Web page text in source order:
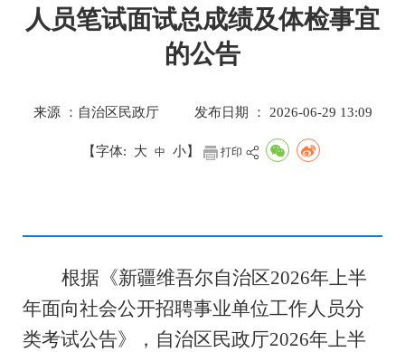
人员笔试面试总成绩及体检事宜
的公告
来源 ：自治区民政厅 发布日期 ： 2026-06-29 13:09
【字体: 大 中 小】 打印
根据《新疆维吾尔自治区2026年上半
年面向社会公开招聘事业单位工作人员分
类考试公告》，自治区民政厅2026年上半